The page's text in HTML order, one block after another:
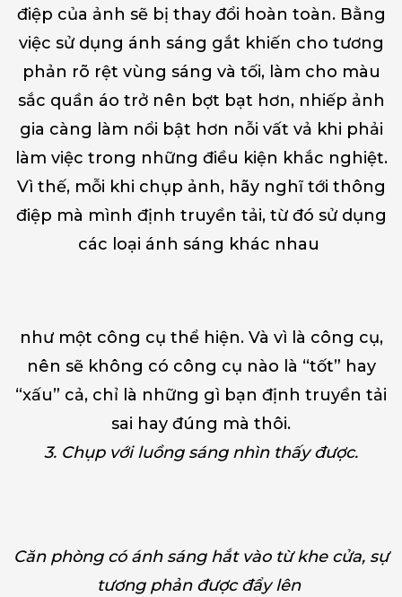
điệp của ảnh sẽ bị thay đổi hoàn toàn. Bằng
việc sử dụng ánh sáng gắt khiến cho tương
phản rõ rệt vùng sáng và tối, làm cho màu
sắc quần áo trở nên bợt bạt hơn, nhiếp ảnh
gia càng làm nổi bật hơn nỗi vất vả khi phải
làm việc trong những điều kiện khắc nghiệt.
Vì thế, mỗi khi chụp ảnh, hãy nghĩ tới thông
điệp mà mình định truyền tải, từ đó sử dụng
các loại ánh sáng khác nhau
như một công cụ thể hiện. Và vì là công cụ,
nên sẽ không có công cụ nào là “tốt” hay
“xấu” cả, chỉ là những gì bạn định truyền tải
sai hay đúng mà thôi.
3. Chụp với luồng sáng nhìn thấy được.
Căn phòng có ánh sáng hắt vào từ khe cửa, sự
tương phản được đẩy lên